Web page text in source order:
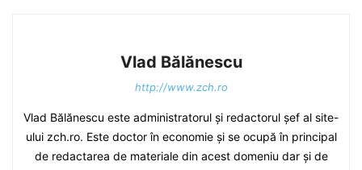
Vlad Bălănescu
http://www.zch.ro
Vlad Bălănescu este administratorul și redactorul șef al site-
ului zch.ro. Este doctor în economie și se ocupă în principal
de redactarea de materiale din acest domeniu dar și de